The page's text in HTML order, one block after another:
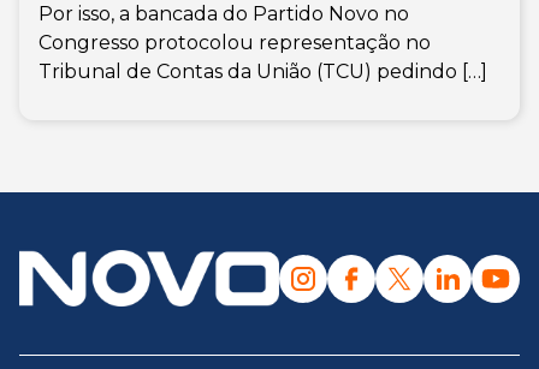
Por isso, a bancada do Partido Novo no
Congresso protocolou representação no
Tribunal de Contas da União (TCU) pedindo […]